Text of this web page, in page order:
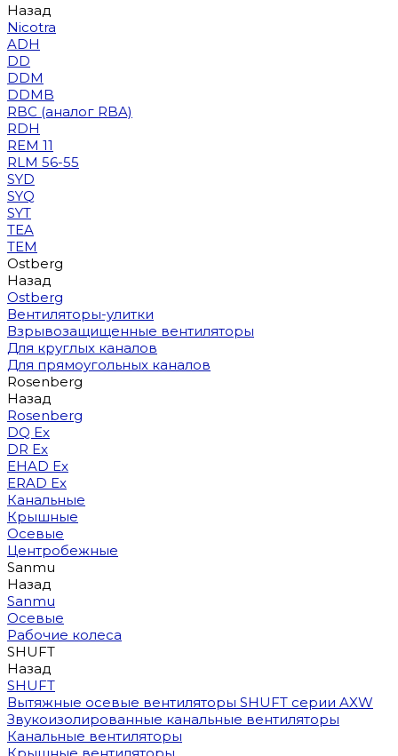
Назад
Nicotra
ADH
DD
DDM
DDMB
RBC (аналог RBA)
RDH
REM 11
RLM 56-55
SYD
SYQ
SYT
TEA
TEM
Ostberg
Назад
Ostberg
Вентиляторы-улитки
Взрывозащищенные вентиляторы
Для круглых каналов
Для прямоугольных каналов
Rosenberg
Назад
Rosenberg
DQ Ex
DR Ex
EHAD Ex
ERAD Ex
Канальные
Крышные
Осевые
Центробежные
Sanmu
Назад
Sanmu
Осевые
Рабочие колеса
SHUFT
Назад
SHUFT
Вытяжные осевые вентиляторы SHUFT серии AXW
Звукоизолированные канальные вентиляторы
Канальные вентиляторы